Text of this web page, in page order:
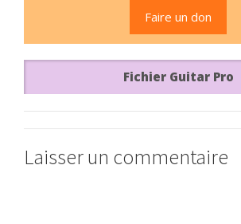
Faire un don
Fichier Guitar Pro
Laisser un commentaire